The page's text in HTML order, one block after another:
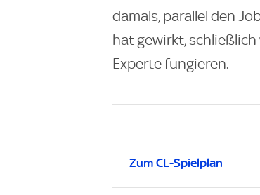
damals, parallel den
hat gewirkt,
Experte fungieren.
Zum CL-Spielplan